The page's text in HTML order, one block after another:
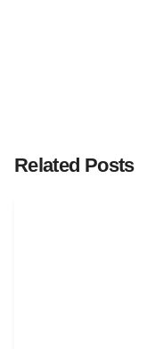
Related Posts